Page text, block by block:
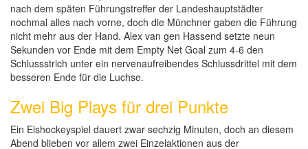
nach dem späten Führungstreffer der Landeshauptstädter
nochmal alles nach vorne, doch die Münchner gaben die Führung
nicht mehr aus der Hand. Alex van gen Hassend setzte neun
Sekunden vor Ende mit dem Empty Net Goal zum 4-6 den
Schlussstrich unter ein nervenaufreibendes Schlussdrittel mit dem
besseren Ende für die Luchse.
Zwei Big Plays für drei Punkte
Ein Eishockeyspiel dauert zwar sechzig Minuten, doch an diesem
Abend blieben vor allem zwei Einzelaktionen aus der